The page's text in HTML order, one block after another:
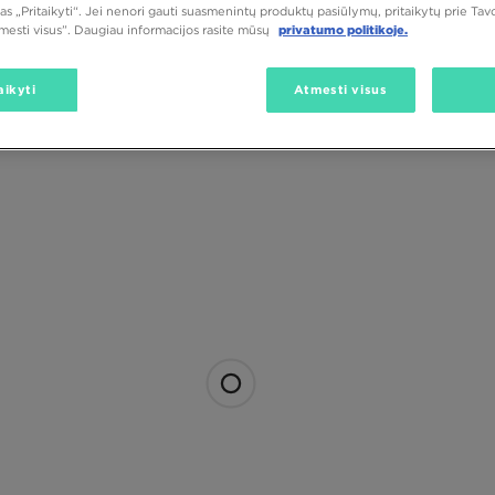
„Pritaikyti“. Jei nenori gauti suasmenintų produktų pasiūlymų, pritaikytų prie
visus”. Daugiau informacijos rasite mūsų
privatumo politikoje.
Atmesti visus